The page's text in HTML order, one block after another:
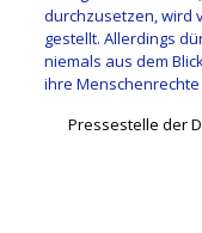
durchzusetzen, wird
gestellt. Allerdings
niemals aus dem
ihre
Pressestelle der